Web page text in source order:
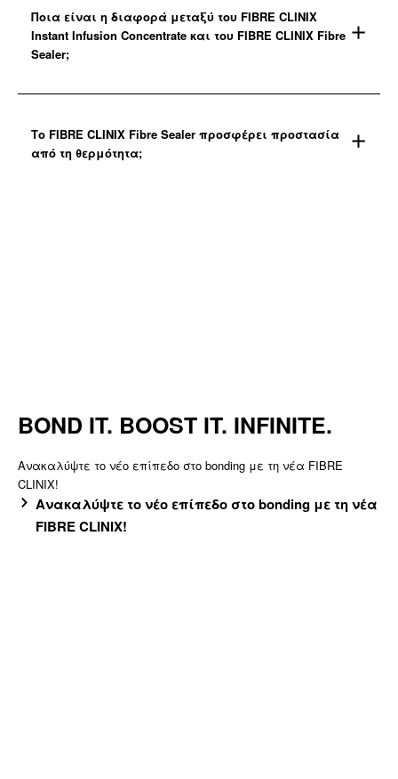
Ποια είναι η διαφορά μεταξύ του FIBRE CLINIX
Instant Infusion Concentrate και του FIBRE CLINIX Fibre
Sealer;
Το FIBRE CLINIX Fibre Sealer προσφέρει προστασία
από τη θερμότητα;
BOND IT. BOOST IT. INFINITE.
Ανακαλύψτε το νέο επίπεδο στο bonding με τη νέα FIBRE
CLINIX!
Ανακαλύψτε το νέο επίπεδο στο bonding με τη νέα
FIBRE CLINIX!